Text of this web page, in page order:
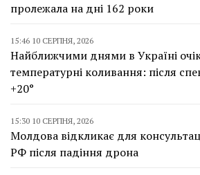
пролежала на дні 162 роки
15:46 10 СЕРПНЯ, 2026
Найближчими днями в Україні
температурні коливання: після
+20°
15:30 10 СЕРПНЯ, 2026
Молдова відкликає для
РФ після падіння дрона